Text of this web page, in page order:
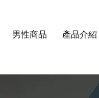
男性商品 產品介紹